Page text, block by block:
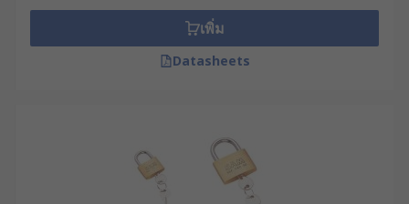
เพิ่ม
Datasheets